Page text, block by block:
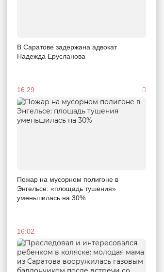
В Саратове задержана адвокат
Надежда Ерусланова
16:29
Пожар на мусорном полигоне в
Энгельсе: «площадь тушения»
уменьшилась на 30%
16:02